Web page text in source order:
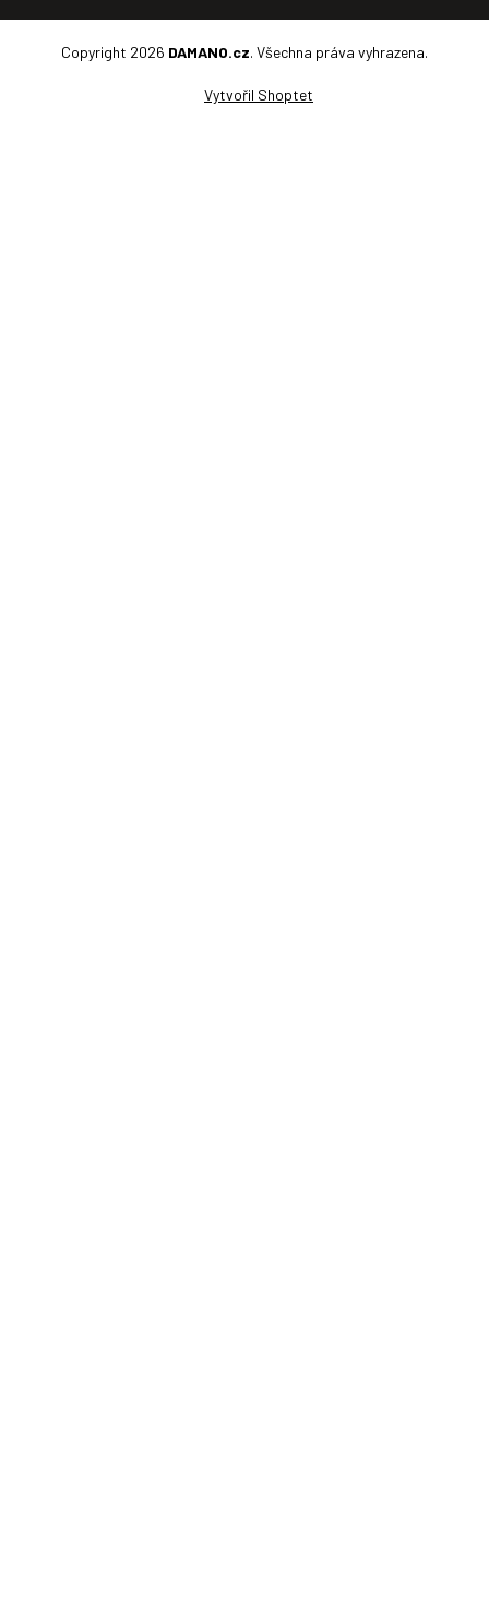
Vytvořil Shoptet
Copyright 2026 DAMANO.cz. Všechna práva vyhrazena.